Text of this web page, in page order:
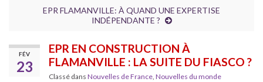
EPR FLAMANVILLE: À QUAND UNE EXPERTISE
INDÉPENDANTE ?
FÉV
23
EPR EN CONSTRUCTION À
FLAMANVILLE : LA SUITE DU FIASCO ?
Classé dans Nouvelles de France, Nouvelles du monde